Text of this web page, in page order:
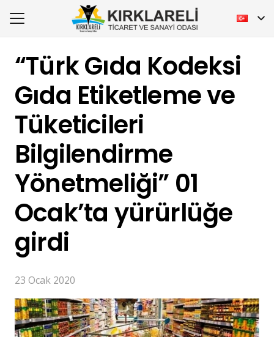
“Türk Gıda Kodeksi
Gıda Etiketleme ve
Tüketicileri
Bilgilendirme
Yönetmeliği” 01
Ocak’ta yürürlüğe
girdi
23 Ocak 2020